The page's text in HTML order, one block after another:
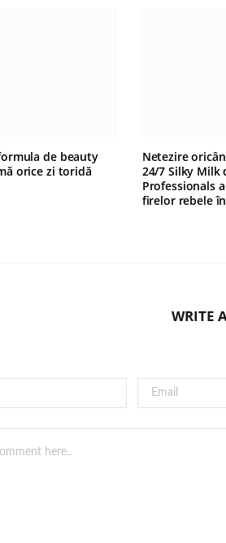
de beauty
orice zi toridă
Netezire
24/7 Silky Milk
Professionals
firelor rebele
WRITE